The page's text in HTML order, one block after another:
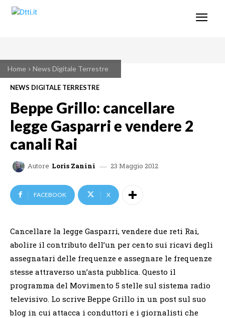
Home News Digitale Terrestre
NEWS DIGITALE TERRESTRE
Beppe Grillo: cancellare
legge Gasparri e vendere 2
canali Rai
Autore Loris Zanini 23 Maggio 2012
FACEBOOK X
Cancellare la legge Gasparri, vendere due reti Rai,
abolire il contributo dell’un per cento sui ricavi degli
assegnatari delle frequenze e assegnare le frequenze
stesse attraverso un’asta pubblica. Questo il
programma del Movimento 5 stelle sul sistema radio
televisivo. Lo scrive Beppe Grillo in un post sul suo
blog in cui attacca i conduttori e i giornalisti che